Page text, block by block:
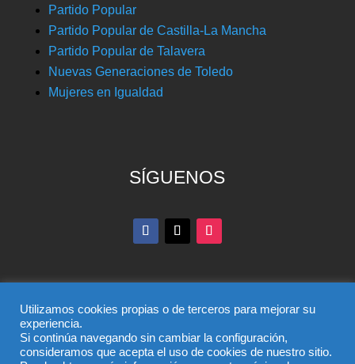
Partido Popular
Partido Popular de Castilla-La Mancha
Partido Popular de Talavera
Nuevas Generaciones de Toledo
Mujeres en Igualdad
SÍGUENOS
© Partido Popular de Toledo – C/ Colombia, 6, 45004,
Utilizamos cookies propias o de terceros para mejorar su
experiencia.
Si continúa navegando sin cambiar la configuración,
consideramos que acepta el uso de cookies de nuestro sitio.